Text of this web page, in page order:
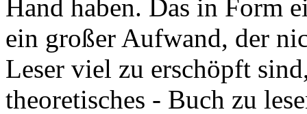
Hand haben. Das in Form
ein großer Aufwand, der
Leser viel zu erschöpft
theoretisches - Buch zu